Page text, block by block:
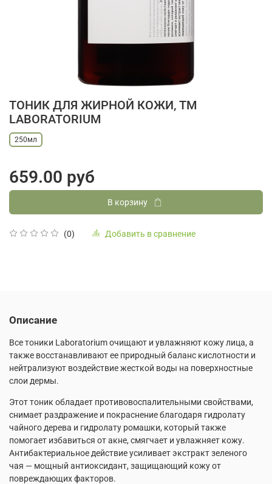
ТОНИК ДЛЯ ЖИРНОЙ КОЖИ, ТМ
LABORATORIUM
(0) Добавить в сравнение
250мл
659.00 руб
В корзину
Описание
Все тоники Laboratorium очищают и увлажняют кожу лица, а
также восстанавливают ее природный баланс кислотности и
нейтрализуют воздействие жесткой воды на поверхностные
слои дермы.
Этот тоник обладает противовоспалительными свойствами,
снимает раздражение и покраснение благодаря гидролату
чайного дерева и гидролату ромашки, который также
помогает избавиться от акне, смягчает и увлажняет кожу.
Антибактериальное действие усиливает экстракт зеленого
чая — мощный антиоксидант, защищающий кожу от
повреждающих факторов.